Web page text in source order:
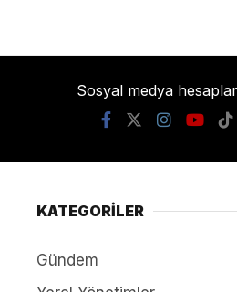
Sosyal medya
KATEGORİLER
Gündem